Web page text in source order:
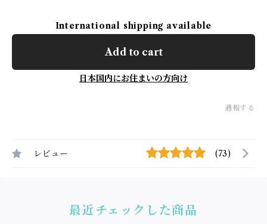
International shipping available
Add to cart
日本国内にお住まいの方向け
通報する
レビュー (73)
最近チェックした商品